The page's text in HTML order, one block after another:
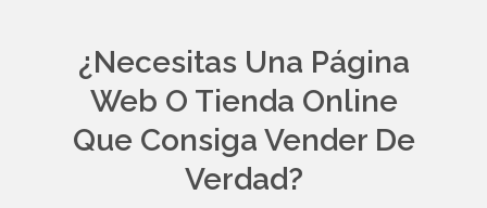
¿Necesitas Una Página
Web O Tienda Online
Que Consiga Vender De
Verdad?